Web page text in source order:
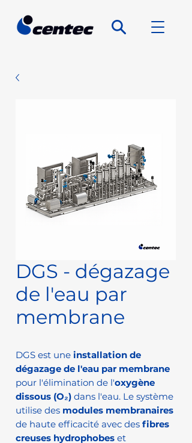
DGS - dégazage
de l'eau par
membrane
DGS est une installation de
dégazage de l'eau par membrane
pour l'élimination de l'oxygène
dissous (O₂) dans l'eau. Le système
utilise des modules membranaires
de haute efficacité avec des fibres
creuses hydrophobes et